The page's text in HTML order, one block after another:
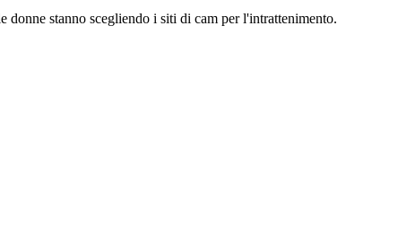
stanno scegliendo i siti di cam per l'intrattenimento.